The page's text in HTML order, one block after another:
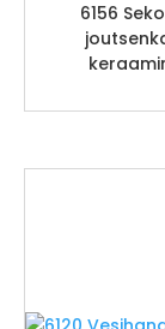
6156